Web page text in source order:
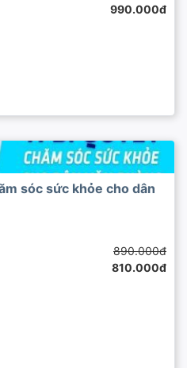
990.000đ
sóc sức khỏe cho dân
890.000đ
810.000đ